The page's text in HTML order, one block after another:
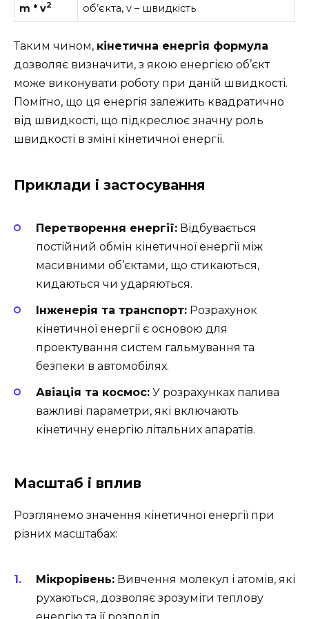
m * v2
об’єкта, v – швидкість
Таким чином, кінетична енергія формула
дозволяє визначити, з якою енергією об’єкт
може виконувати роботу при даній швидкості.
Помітно, що ця енергія залежить квадратично
від швидкості, що підкреслює значну роль
швидкості в зміні кінетичної енергії.
Приклади і застосування
Перетворення енергії: Відбувається
постійний обмін кінетичної енергії між
масивними об’єктами, що стикаються,
кидаються чи ударяються.
Інженерія та транспорт: Розрахунок
кінетичної енергії є основою для
проектування систем гальмування та
безпеки в автомобілях.
Авіація та космос: У розрахунках палива
важливі параметри, які включають
кінетичну енергію літальних апаратів.
Масштаб і вплив
Розглянемо значення кінетичної енергії при
різних масштабах:
Мікрорівень: Вивчення молекул і атомів, які
рухаються, дозволяє зрозуміти теплову
енергію та її розподіл.